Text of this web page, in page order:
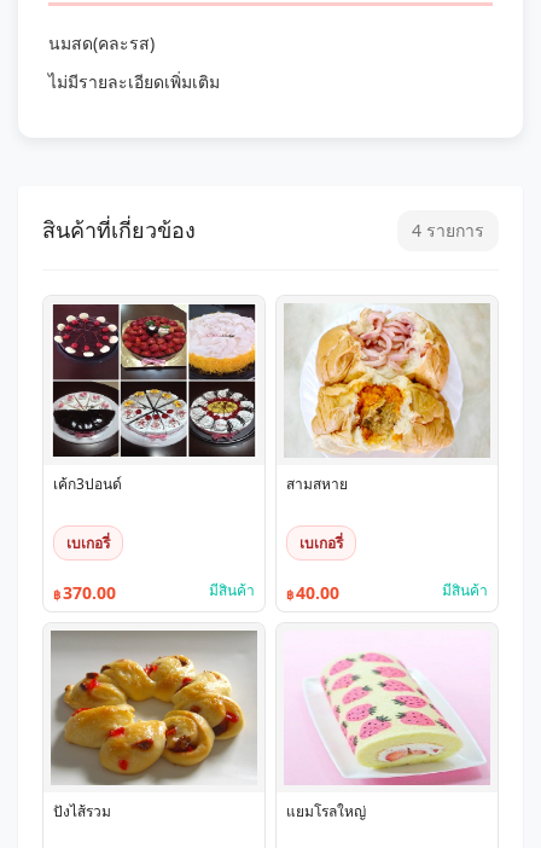
นมสด(คละรส)
ไม่มีรายละเอียดเพิ่มเติม
สินค้าที่เกี่ยวข้อง 4 รายการ
เค้ก3ปอนด์
เบเกอรี่
฿370.00 มีสินค้า
สามสหาย
เบเกอรี่
฿40.00 มีสินค้า
ปังไส้รวม แยมโรลใหญ่